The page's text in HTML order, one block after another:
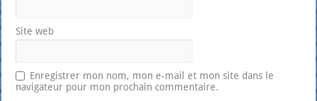
Site web
Enregistrer mon nom, mon e-mail et mon site dans le
navigateur pour mon prochain commentaire.